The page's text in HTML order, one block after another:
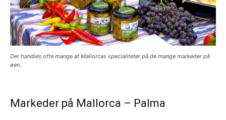
Der handles ofte mange af Mallorcas specialiteter på de mange markeder på
øen.
Markeder på Mallorca – Palma